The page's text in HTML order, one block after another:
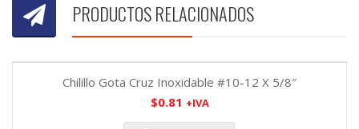
PRODUCTOS RELACIONADOS
Chilillo Gota Cruz Inoxidable #10-12 X 5/8″
$0.81 +IVA